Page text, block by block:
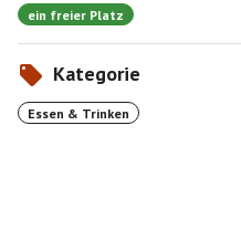
ein freier Platz
Kategorie
Essen & Trinken